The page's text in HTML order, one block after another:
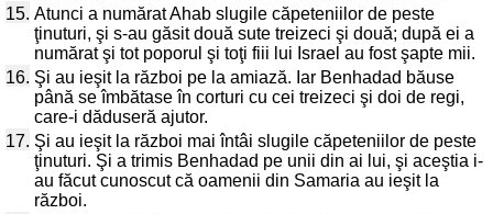
15. Atunci a numărat Ahab slugile căpeteniilor de peste
ţinuturi, şi s-au găsit două sute treizeci şi două; după ei a
numărat şi tot poporul şi toţi fiii lui Israel au fost şapte mii.
16. Şi au ieşit la război pe la amiază. Iar Benhadad băuse
până se îmbătase în corturi cu cei treizeci şi doi de regi,
care-i dăduseră ajutor.
17. Şi au ieşit la război mai întâi slugile căpeteniilor de peste
ţinuturi. Şi a trimis Benhadad pe unii din ai lui, şi aceştia i-
au făcut cunoscut că oamenii din Samaria au ieşit la
război.